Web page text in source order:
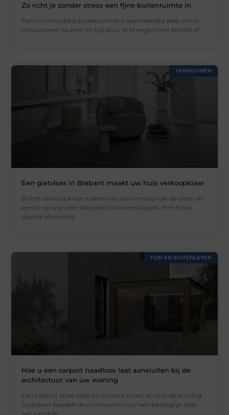
Zo richt je zonder stress een fijne buitenruimte in
Een comfortabele buitenruimte is een heerlijke plek om te
ontspannen, te eten en tijd door te brengen met familie of
VERBOUWEN
Een gietvloer in Brabant maakt uw huis verkoopklaar
Bij het verkoopklaar maken van uw woning valt de vloer als
eerste op wanneer bezoekers binnenstappen. Een frisse,
gladde afwerking
TUIN EN BUITENLEVEN
Hoe u een carport naadloos laat aansluiten bij de
architectuur van uw woning
Een carport staat vaak prominent naast of voor de woning.
Daardoor bepaalt de constructie voor een belangrijk deel